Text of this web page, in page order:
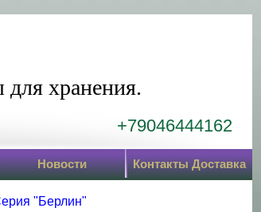
для хранения.
+79046444162
Новости Контакты Доставка
"Берлин"